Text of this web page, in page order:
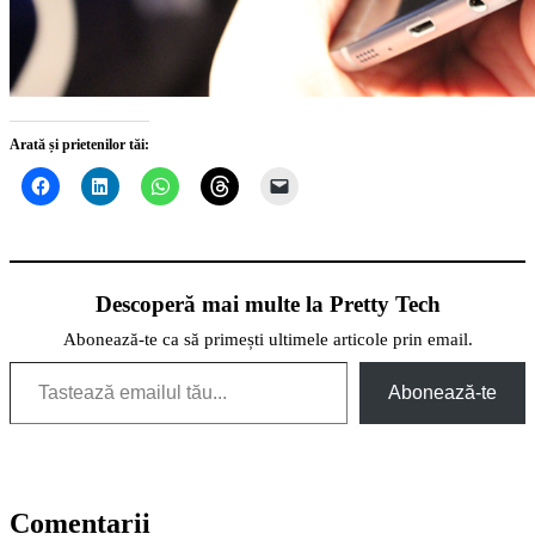
Arată și prietenilor tăi:
Descoperă mai multe la Pretty Tech
Abonează-te ca să primești ultimele articole prin email.
Tastează emailul tău...
Abonează-te
Comentarii